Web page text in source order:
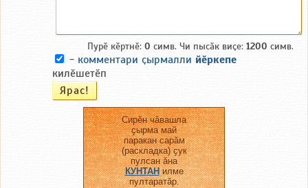
Пурӗ кӗртнӗ: 0 симв. Чи пысӑк виҫе: 1200 симв.
- комментари ҫырмалли йӗркепе
килӗшетӗп
Сирӗн чӑвашла
ҫырма май
паракан сарӑм
(раскладка) ҫук
пулсан ӑна
КУНТАНилме
пултаратӑр.